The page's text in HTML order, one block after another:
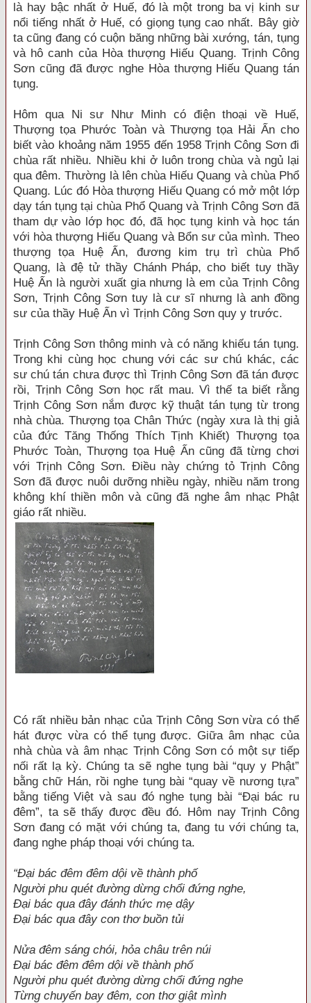
là hay bậc nhất ở Huế, đó là một trong ba vị kinh sư
nổi tiếng nhất ở Huế, có giọng tụng cao nhất. Bây giờ
ta cũng đang có cuộn băng những bài xướng, tán, tụng
và hô canh của Hòa thượng Hiếu Quang. Trịnh Công
Sơn cũng đã được nghe Hòa thượng Hiếu Quang tán
tụng.
Hôm qua Ni sư Như Minh có điện thoại về Huế,
Thượng tọa Phước Toàn và Thượng tọa Hải Ấn cho
biết vào khoảng năm 1955 đến 1958 Trịnh Công Sơn đi
chùa rất nhiều. Nhiều khi ở luôn trong chùa và ngủ lại
qua đêm. Thường là lên chùa Hiếu Quang và chùa Phổ
Quang. Lúc đó Hòa thượng Hiếu Quang có mở một lớp
dạy tán tụng tại chùa Phổ Quang và Trịnh Công Sơn đã
tham dự vào lớp học đó, đã học tụng kinh và học tán
với hòa thượng Hiếu Quang và Bổn sư của mình. Theo
thượng tọa Huệ Ấn, đương kim trụ trì chùa Phổ
Quang, là đệ tử thầy Chánh Pháp, cho biết tuy thầy
Huệ Ấn là người xuất gia nhưng là em của Trịnh Công
Sơn, Trịnh Công Sơn tuy là cư sĩ nhưng là anh đồng
sư của thầy Huệ Ấn vì Trịnh Công Sơn quy y trước.
Trịnh Công Sơn thông minh và có năng khiếu tán tụng.
Trong khi cùng học chung với các sư chú khác, các
sư chú tán chưa được thì Trịnh Công Sơn đã tán được
rồi, Trịnh Công Sơn học rất mau. Vì thế ta biết rằng
Trịnh Công Sơn nắm được kỹ thuật tán tụng từ trong
nhà chùa. Thượng tọa Chân Thức (ngày xưa là thị giả
của đức Tăng Thống Thích Tịnh Khiết) Thượng tọa
Phước Toàn, Thượng tọa Huệ Ấn cũng đã từng chơi
với Trịnh Công Sơn. Điều này chứng tỏ Trịnh Công
Sơn đã được nuôi dưỡng nhiều ngày, nhiều năm trong
không khí thiền môn và cũng đã nghe âm nhạc Phật
giáo rất nhiều.
Có rất nhiều bản nhạc của Trịnh Công Sơn vừa có thể
hát được vừa có thể tụng được. Giữa âm nhạc của
nhà chùa và âm nhạc Trịnh Công Sơn có một sự tiếp
nối rất lạ kỳ. Chúng ta sẽ nghe tụng bài “quy y Phật”
bằng chữ Hán, rồi nghe tụng bài “quay về nương tựa”
bằng tiếng Việt và sau đó nghe tụng bài “Đại bác ru
đêm”, ta sẽ thấy được đều đó. Hôm nay Trịnh Công
Sơn đang có mặt với chúng ta, đang tu với chúng ta,
đang nghe pháp thoại với chúng ta.
“Đại bác đêm đêm dội về thành phố
Người phu quét đường dừng chổi đứng nghe,
Đại bác qua đây đánh thức mẹ dậy
Đại bác qua đây con thơ buồn tủi
Nửa đêm sáng chói, hỏa châu trên núi
Đại bác đêm đêm dội về thành phố
Người phu quét đường dừng chổi đứng nghe
Từng chuyến bay đêm, con thơ giật mình